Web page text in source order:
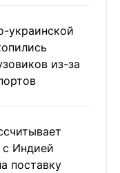
украинской
из-за
с Индией
поставку